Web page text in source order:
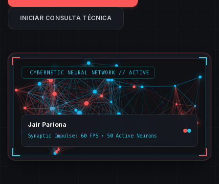
INICIAR CONSULTA TÉCNICA
CYBERNETIC NEURAL NETWORK // ACTIVE
Jair Pariona
Synaptic Impulse: 60 FPS • 50 Active Neurons